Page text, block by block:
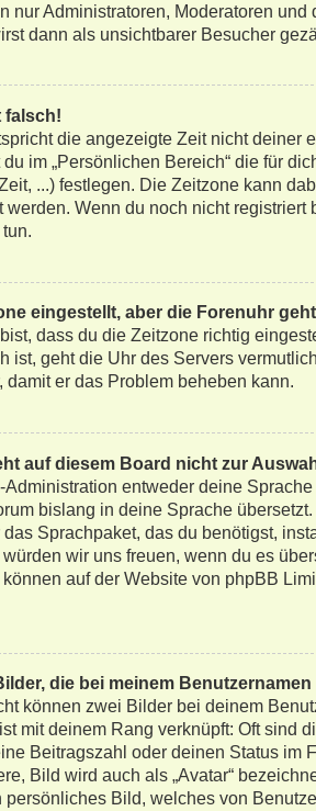
nur Administratoren, Moderatoren und
dann als unsichtbarer Besucher
falsch!
die angezeigte Zeit nicht deiner
im „Persönlichen Bereich“ die für
...) festlegen. Die Zeitzone kann
werden. Wenn du noch nicht registriert
eingestellt, aber die Forenuhr
dass du die Zeitzone richtig
ist, geht die Uhr des Servers
damit er das Problem beheben kann.
auf diesem Board nicht zur
Administration entweder deine
bislang in deine Sprache
das Sprachpaket, das du benötigst,
wir uns freuen, wenn du es
auf der Website von phpBB
die bei meinem
können zwei Bilder bei deinem
mit deinem Rang verknüpft: Oft sind
Beitragszahl oder deinen Status im
Bild wird auch als „Avatar“
persönliches Bild, welches von